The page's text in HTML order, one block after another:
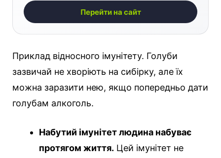
Перейти на сайт
Приклад відносного імунітету. Голуби
зазвичай не хворіють на сибірку, але їх
можна заразити нею, якщо попередньо дати
голубам алкоголь.
Набутий імунітет людина набуває
протягом життя. Цей імунітет не